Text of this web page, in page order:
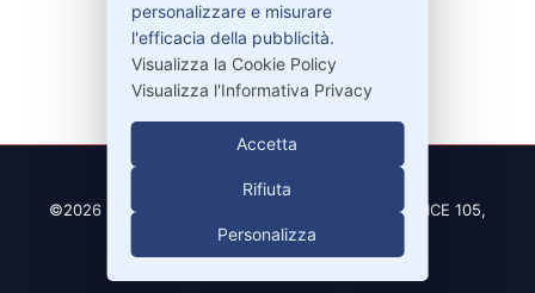
329-30.78.513
info@pitdriver.com
©2026 PitDriver | CROCO DEAL S.R.L. VIA DEL SALICE 105,
97100 RAGUSA (RG)
personalizzare e misurare
l'efficacia della pubblicità.
Visualizza la Cookie Policy
Visualizza l'Informativa Privacy
Accetta
Rifiuta
Personalizza